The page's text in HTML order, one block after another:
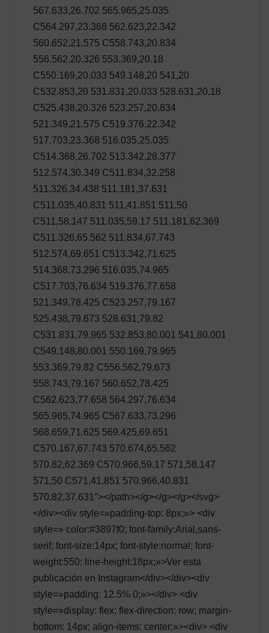
567.633,26.702 565.965,25.035
C564.297,23.368 562.623,22.342
560.652,21.575 C558.743,20.834
556.562,20.326 553.369,20.18
C550.169,20.033 549.148,20 541,20
C532.853,20 531.831,20.033 528.631,20.18
C525.438,20.326 523.257,20.834
521.349,21.575 C519.376,22.342
517.703,23.368 516.035,25.035
C514.368,26.702 513.342,28.377
512.574,30.349 C511.834,32.258
511.326,34.438 511.181,37.631
C511.035,40.831 511,41.851 511,50
C511,58.147 511.035,59.17 511.181,62.369
C511.326,65.562 511.834,67.743
512.574,69.651 C513.342,71.625
514.368,73.296 516.035,74.965
C517.703,76.634 519.376,77.658
521.349,78.425 C523.257,79.167
525.438,79.673 528.631,79.82
C531.831,79.965 532.853,80.001 541,80.001
C549.148,80.001 550.169,79.965
553.369,79.82 C556.562,79.673
558.743,79.167 560.652,78.425
C562.623,77.658 564.297,76.634
565.965,74.965 C567.633,73.296
568.659,71.625 569.425,69.651
C570.167,67.743 570.674,65.562
570.82,62.369 C570.966,59.17 571,58.147
571,50 C571,41.851 570.966,40.831
570.82,37.631″></path></g></g></g></svg>
</div><div style=»padding-top: 8px;»> <div
style=» color:#3897f0; font-family:Arial,sans-
serif; font-size:14px; font-style:normal; font-
weight:550; line-height:18px;»>Ver esta
publicación en Instagram</div></div><div
style=»padding: 12.5% 0;»></div> <div
style=»display: flex; flex-direction: row; margin-
bottom: 14px; align-items: center;»><div> <div